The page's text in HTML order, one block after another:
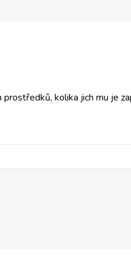
kolika jich mu je